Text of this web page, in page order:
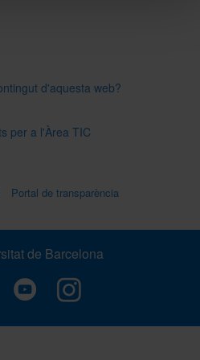
d'aquesta web?
per a l'Àrea TIC
Portal de transparència
de Barcelona